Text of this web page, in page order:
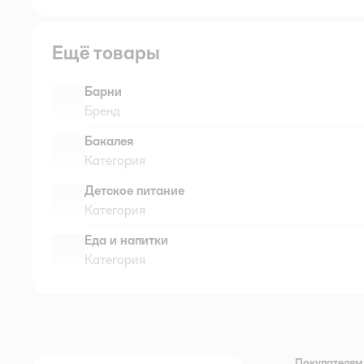
Ещё товары
Барни
Бренд
Бакалея
Категория
Детское питание
Категория
Еда и напитки
Категория